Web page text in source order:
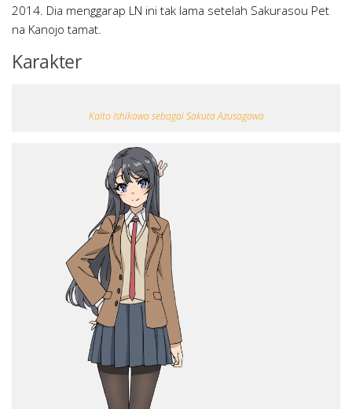
2014. Dia menggarap LN ini tak lama setelah Sakurasou Pet
na Kanojo tamat.
Karakter
Kaito Ishikawa sebagai Sakuta Azusagawa